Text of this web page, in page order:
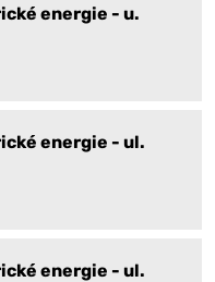
energie - u.
energie - ul.
energie - ul.